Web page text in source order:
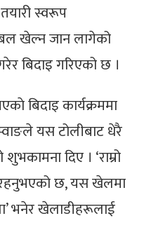
स्वरूप
खेल्न जान लागेको
बिदाइ गरिएको छ ।
बिदाइ कार्यक्रममा
यस टोलीबाट धेरै
दिए । ‘राम्रो
छ, यस खेलमा
भनेर खेलाडीहरूलाई